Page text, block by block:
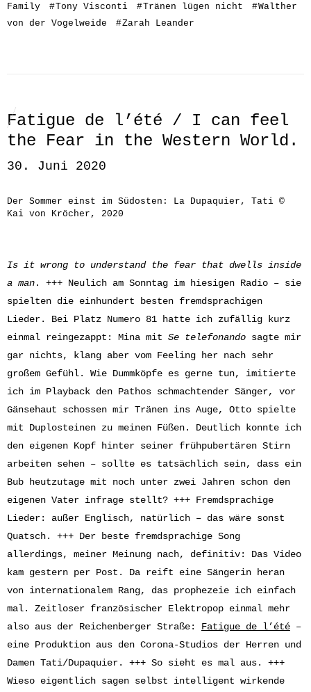
Family
#Tony Visconti #Tränen lügen nicht #Walther
von der Vogelweide
#Zarah Leander
Fatigue de l’été / I can feel
the Fear in the Western World.
30. Juni 2020
Der Sommer einst im Südosten: La Dupaquier, Tati ©
Kai von Kröcher, 2020
Is it wrong to understand the fear that dwells inside
a man. +++ Neulich am Sonntag im hiesigen Radio – sie
spielten die einhundert besten fremdsprachigen
Lieder. Bei Platz Numero 81 hatte ich zufällig kurz
einmal reingezappt: Mina mit Se telefonando sagte mir
gar nichts, klang aber vom Feeling her nach sehr
großem Gefühl. Wie Dummköpfe es gerne tun, imitierte
ich im Playback den Pathos schmachtender Sänger, vor
Gänsehaut schossen mir Tränen ins Auge, Otto spielte
mit Duplosteinen zu meinen Füßen. Deutlich konnte ich
den eigenen Kopf hinter seiner frühpubertären Stirn
arbeiten sehen – sollte es tatsächlich sein, dass ein
Bub heutzutage mit noch unter zwei Jahren schon den
eigenen Vater infrage stellt? +++ Fremdsprachige
Lieder: außer Englisch, natürlich – das wäre sonst
Quatsch. +++ Der beste fremdsprachige Song
allerdings, meiner Meinung nach, definitiv: Das Video
kam gestern per Post. Da reift eine Sängerin heran
von internationalem Rang, das prophezeie ich einfach
mal. Zeitloser französischer Elektropop einmal mehr
also aus der Reichenberger Straße: Fatigue de l’été –
eine Produktion aus den Corona-Studios der Herren und
Damen Tati/Dupaquier. +++ So sieht es mal aus. +++
Wieso eigentlich sagen selbst intelligent wirkende